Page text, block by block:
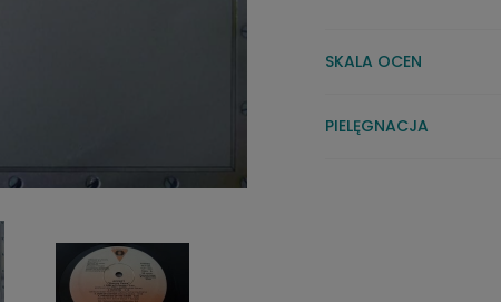
SKALA OCEN
PIELĘGNACJA